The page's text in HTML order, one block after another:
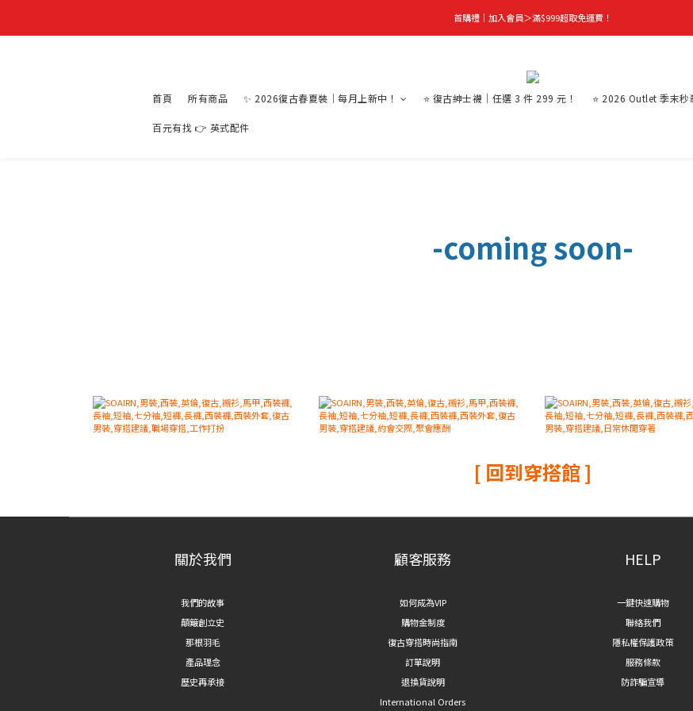
首購禮｜加入會員＞滿$999超取免運費！
👑立即成為VIP｜全館商品 75 折起！
首頁 所有商品 ✨ 2026復古春夏裝｜每月上新中！ ⭐ 復古紳士襪｜任選 3 件 299 元！ ⭐ 2026 Outlet 季末秒
百元有找 👉 英式配件
-coming soon-
[ 回到穿搭館 ]
關於我們
我們的故事
顛簸創立史
那根羽毛
產品理念
歷史再承接
顧客服務
如何成為VIP
購物金制度
復古穿搭時尚指南
訂單說明
退換貨說明
International Orders
HELP
一鍵快速購物
聯絡我們
隱私權保護政策
服務條款
防詐騙宣導